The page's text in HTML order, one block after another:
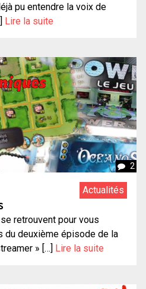
pu entendre la voix de
Lire la suite
2
Actualités
retrouvent pour vous
du deuxième épisode de la
» […]
Lire la suite